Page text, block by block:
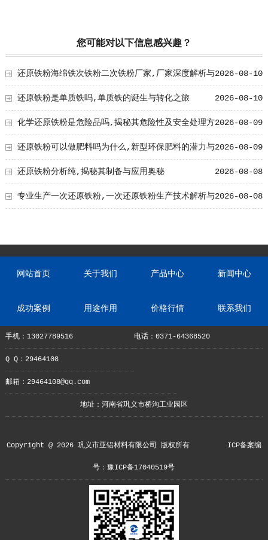
您可能对以下信息感兴趣？
2026-08-10
还原铁粉海绵铁次铁粉二次铁粉厂家,厂家深度解析与
产业链洞察 2026-08-10
还原铁粉是单质铁吗,单质铁的诞生与转化之旅
2026-08-09
化学还原铁粉是危险品吗,揭秘其危险性及安全处理方
法 2026-08-09
还原铁粉可以做肥料吗为什么,新型环保肥料的潜力与
优势 2026-08-08
还原铁粉分析纯,揭秘其制备与应用奥秘
2026-08-08
专业生产一次还原铁粉,一次还原铁粉生产技术解析与
网站首页 关于我们 产品中心 新闻中心
成功案例 用途作用 价格行情 联系我们
手机：13027789516 电话：0371-64368520
Q Q：29464108
邮箱：29464108@qq.com
地址：河南省巩义市桥沟工业园区
Copyright @ 2026 巩义市亚铝材料有限公司 版权所有 ICP备案编
号：豫ICP备17040519号